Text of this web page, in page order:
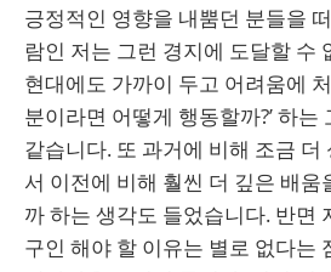
긍정적인 영향을 내뿜던 분들을
람인 저는 그런 경지에 도달할 수
현대에도 가까이 두고 어려움에
분이라면 어떻게 행동할까?’ 하는
같습니다. 또 과거에 비해 조금 더
서 이전에 비해 훨씬 더 깊은 배움
까 하는 생각도 들었습니다. 반면
구인 해야 할 이유는 별로 없다는